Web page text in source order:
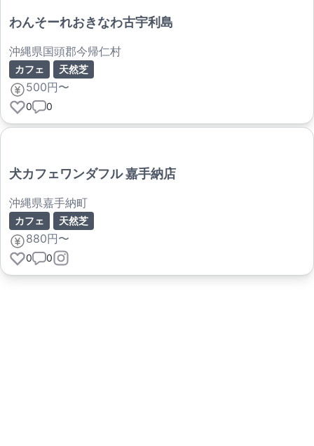
わんそーれおきなわ古宇利島
沖縄県国頭郡今帰仁村
カフェ 天然芝
500円〜
0 0
犬カフェワンダフル 嘉手納店
沖縄県嘉手納町
カフェ 天然芝
880円〜
0 0